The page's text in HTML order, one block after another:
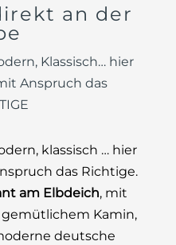
an der
Klassisch… hier
Anspruch das
klassisch … hier
das Richtige.
am Elbdeich, mit
gemütlichem Kamin,
deutsche